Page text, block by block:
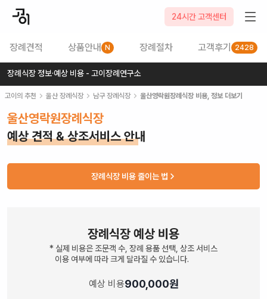
24시간 고객센터
장례견적 상품안내 N 장례절차 고객후기 2428
장례식장 정보·예상 비용 - 고이장례연구소
고이의 추천 울산장례식장 남구 장례식장 울산영락원장례식장비용, 정보 더보기
울산영락원장례식장
예상 견적 & 상조서비스 안내
장례식장 비용 줄이는 법
장례식장 예상 비용
* 실제 비용은 조문객 수, 장례 용품 선택, 상조 서비스
이용 여부에 따라 크게 달라질 수 있습니다.
예상 비용900,000원